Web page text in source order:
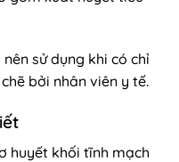
sử dụng khi có chỉ
bởi nhân viên y tế.
huyết khối tĩnh mạch